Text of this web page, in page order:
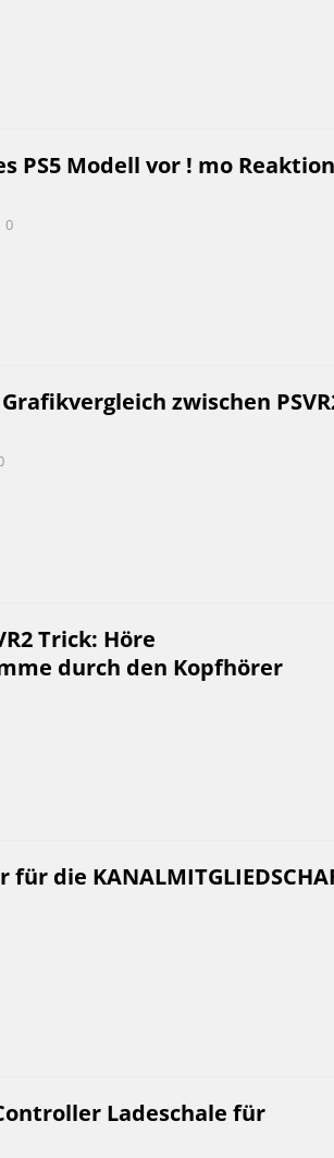
PS5 Modell vor ! mo
0
zwischen
Trick: Höre
durch den Kopfhörer
die
Ladeschale für